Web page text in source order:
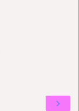
›